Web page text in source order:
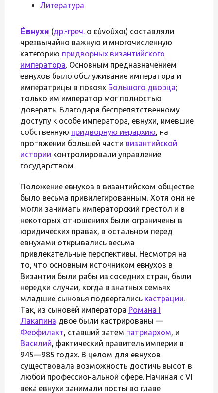
Литература
Е́внухи (др.-греч. οἱ εὐνοῦχοι) составляли
чрезвычайно важную и многочисленную
категорию придворных византийского
императора. Основным предназначением
евнухов было обслуживание императора и
императрицы в покоях Большого дворца;
только им император мог полностью
доверять. Благодаря беспрепятственному
доступу к особе императора, евнухи, имевшие
собственную придворную иерархию, на
протяжении большей части византийской
истории контролировали управление
государством.
Положение евнухов в византийском обществе
было весьма привилегированным. Хотя они не
могли занимать императорский престол и в
некоторых отношениях были ограничены в
юридических правах, в остальном перед
евнухами открывались весьма
привлекательные перспективы. Несмотря на
то, что основным источником евнухов в
Византии были рабы из соседних стран, были
нередки случаи, когда в знатных семьях
младшие сыновья подвергались кастрации.
Так, из сыновей императора Романа I
Лакапина двое были кастрированы —
Феофилакт, ставший затем патриархом, и
Василий, фактический правитель империи в
945—985 годах. В целом для евнухов
существовала возможность достичь высот в
любой профессиональной сфере. Начиная с VI
века евнухи занимали посты во главе